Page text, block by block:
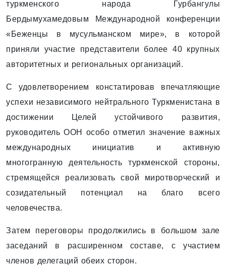
туркменского народа Гурбангулы
Бердымухамедовым Международной конференции
«Беженцы в мусульманском мире», в которой
приняли участие представители более 40 крупных
авторитетных и региональных организаций.
С удовлетворением констатировав впечатляющие
успехи независимого нейтрального Туркменистана в
достижении Целей устойчивого развития,
руководитель ООН особо отметил значение важных
международных инициатив и активную
многогранную деятельность туркменской стороны,
стремящейся реализовать свой миротворческий и
созидательный потенциал на благо всего
человечества.
Затем переговоры продолжились в большом зале
заседаний в расширенном составе, с участием
членов делегаций обеих сторон.